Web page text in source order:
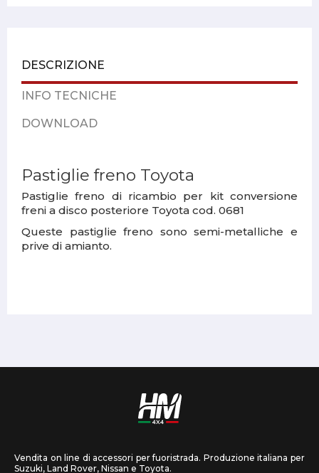
DESCRIZIONE
INFO TECNICHE
DOWNLOAD
Pastiglie freno Toyota
Pastiglie freno di ricambio per kit conversione
freni a disco posteriore Toyota cod. 0681
Queste pastiglie freno sono semi-metalliche e
prive di amianto.
Vendita on line di accessori per fuoristrada. Produzione italiana per
Suzuki, Land Rover, Nissan e Toyota.